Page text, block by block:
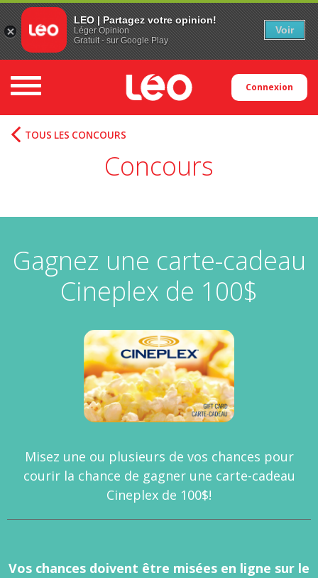
Toggle navigation Connexion
Concours
TOUS LES CONCOURS
Gagnez une carte-cadeau
Cineplex de 100$
Misez une ou plusieurs de vos chances pour
courir la chance de gagner une carte-cadeau
Cineplex de 100$!
Vos chances doivent être misées en ligne sur le
LEO | Partagez votre opinion!
Léger Opinion
Gratuit - sur Google Play
Voir